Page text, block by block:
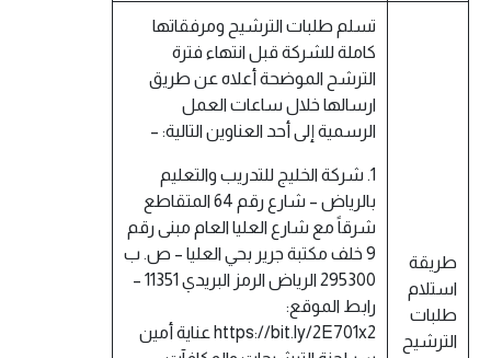
طريقة
استلام
طلبات
الترشيح
تسلم طلبات الترشيح ومرفقاتها
كاملة للشركة قبل انتهاء فترة
الترشح الموضحة أعلاه عن طريق
ارسالها خلال ساعات العمل
الرسمية إلى أحد العناوين التالية: –
1. شركة الخليج للتدريب والتعليم
بالرياض – شارع رقم 64 المتقاطع
شرقاً مع شارع العليا العام مبنى رقم
9 خلف مكتبة جرير بحي العليا – ص. ب
295300 الرياض الرمز البريدي 11351 –
رابط الموقع:
https://bit.ly/2E701x2 عناية أمين